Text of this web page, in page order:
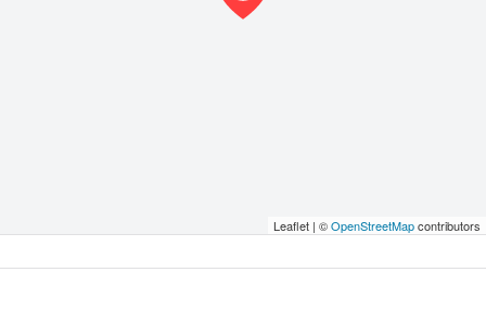
Leaflet | ©OpenStreetMapcontributors